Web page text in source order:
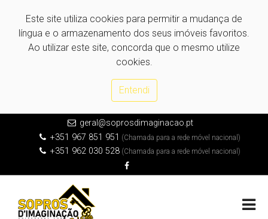
Este site utiliza cookies para permitir a mudança de
língua e o armazenamento dos seus imóveis favoritos.
Ao utilizar este site, concorda que o mesmo utilize
cookies.
Entendi
geral@soprosdimaginacao.pt
+351 967 851 951 (Chamada para a rede móvel nacional)
+351 962 030 528 (Chamada para a rede móvel nacional)